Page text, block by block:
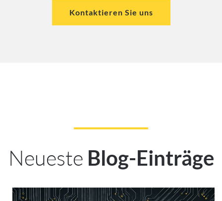
Kontaktieren Sie uns
Neueste Blog-Einträge